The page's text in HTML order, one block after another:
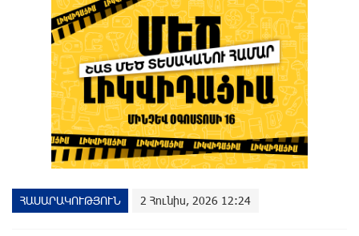
ՀԱՍԱՐԱԿՈՒԹՅՈՒՆ 2 Հունիս, 2026 12:24